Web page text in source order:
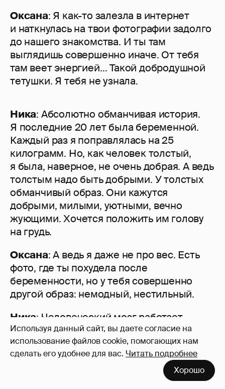
Используя данный сайт, вы даете согласие на
использование файлов cookie, помогающих нам
сделать его удобнее для вас. Читать подробнее
Хорошо
Оксана: Я как-то залезла в интернет
и наткнулась на твои фотографии задолго
до нашего знакомства. И ты там
выглядишь совершенно иначе. От тебя
там веет энергией… Такой добродушной
тетушки. Я тебя не узнала.
Ника: Абсолютно обманчивая история.
Я последние 20 лет была беременной.
Каждый раз я поправлялась на 25
килограмм. Но, как человек толстый,
я была, наверное, не очень добрая. А ведь
толстым надо быть добрыми. У толстых
обманчивый образ. Они кажутся
добрыми, милыми, уютными, вечно
жующими. Хочется положить им голову
на грудь.
Оксана: А ведь я даже не про вес. Есть
фото, где ты похудела после
беременности, но у тебя совершенно
другой образ: немодный, нестильный.
Ника: Человеческий мозг работает
специальным образом. Когда я пришла
в ЖЖ, это было за месяц до родов.
И весила я под 80 килограмм. Хотя
я бывшая волейболистка и должна весить
52–53. Все мои читатели воспринимали